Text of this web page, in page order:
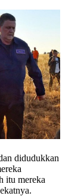
didudukkan
itu mereka